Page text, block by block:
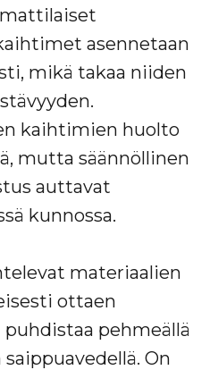
asennetaan
mikä takaa niiden
kaihtimien huolto
mutta säännöllinen
auttavat
kunnossa.
materiaalien
ottaen
pehmeällä
On